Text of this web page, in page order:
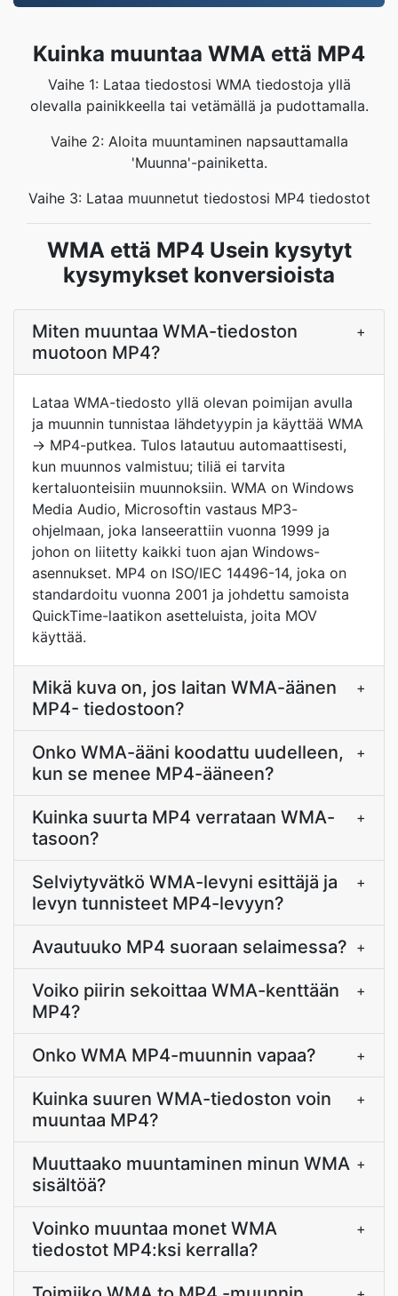
Kuinka muuntaa WMA että MP4
Vaihe 1: Lataa tiedostosi WMA tiedostoja yllä
olevalla painikkeella tai vetämällä ja pudottamalla.
Vaihe 2: Aloita muuntaminen napsauttamalla
'Muunna'-painiketta.
Vaihe 3: Lataa muunnetut tiedostosi MP4 tiedostot
WMA että MP4 Usein kysytyt
kysymykset konversioista
Miten muuntaa WMA-tiedoston
muotoon MP4?
+
Lataa WMA-tiedosto yllä olevan poimijan avulla
ja muunnin tunnistaa lähdetyypin ja käyttää WMA
→ MP4-putkea. Tulos latautuu automaattisesti,
kun muunnos valmistuu; tiliä ei tarvita
kertaluonteisiin muunnoksiin. WMA on Windows
Media Audio, Microsoftin vastaus MP3-
ohjelmaan, joka lanseerattiin vuonna 1999 ja
johon on liitetty kaikki tuon ajan Windows-
asennukset. MP4 on ISO/IEC 14496-14, joka on
standardoitu vuonna 2001 ja johdettu samoista
QuickTime-laatikon asetteluista, joita MOV
käyttää.
Mikä kuva on, jos laitan WMA-äänen
MP4- tiedostoon?
+
Onko WMA-ääni koodattu uudelleen,
kun se menee MP4-ääneen?
+
Kuinka suurta MP4 verrataan WMA-
tasoon?
+
Selviytyvätkö WMA-levyni esittäjä ja
levyn tunnisteet MP4-levyyn?
+
Avautuuko MP4 suoraan selaimessa? +
Voiko piirin sekoittaa WMA-kenttään
MP4?
+
Onko WMA MP4-muunnin vapaa? +
Kuinka suuren WMA-tiedoston voin
muuntaa MP4?
+
Muuttaako muuntaminen minun WMA
sisältöä?
+
Voinko muuntaa monet WMA
tiedostot MP4:ksi kerralla?
+